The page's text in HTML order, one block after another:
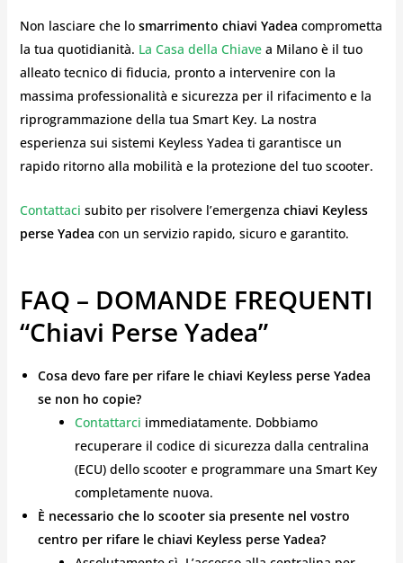
Non lasciare che lo smarrimento chiavi Yadea comprometta
la tua quotidianità. La Casa della Chiavea Milano è il tuo
alleato tecnico di fiducia, pronto a intervenire con la
massima professionalità e sicurezza per il rifacimento e la
riprogrammazione della tua Smart Key. La nostra
esperienza sui sistemi Keyless Yadea ti garantisce un
rapido ritorno alla mobilità e la protezione del tuo scooter.
Contattaci subito per risolvere l’emergenza chiavi Keyless
perse Yadea con un servizio rapido, sicuro e garantito.
FAQ – DOMANDE FREQUENTI
“chiavi Perse Yadea”
Cosa devo fare per rifare le chiavi Keyless perse Yadea
se non ho copie?
Contattarci immediatamente. Dobbiamo
recuperare il codice di sicurezza dalla centralina
(ECU) dello scooter e programmare una Smart Key
completamente nuova.
È necessario che lo scooter sia presente nel vostro
centro per rifare le chiavi Keyless perse Yadea?